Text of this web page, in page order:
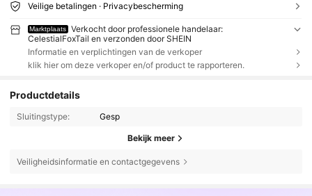
Veilige betalingen · Privacybescherming
Marktplaats
Verkocht door professionele handelaar:
CelestialFoxTail en verzonden door SHEIN
Informatie en verplichtingen van de verkoper
klik hier om deze verkoper en/of product te rapporteren.
Productdetails
Sluitingstype: Gesp
Bekijk meer
Veiligheidsinformatie en contactgegevens